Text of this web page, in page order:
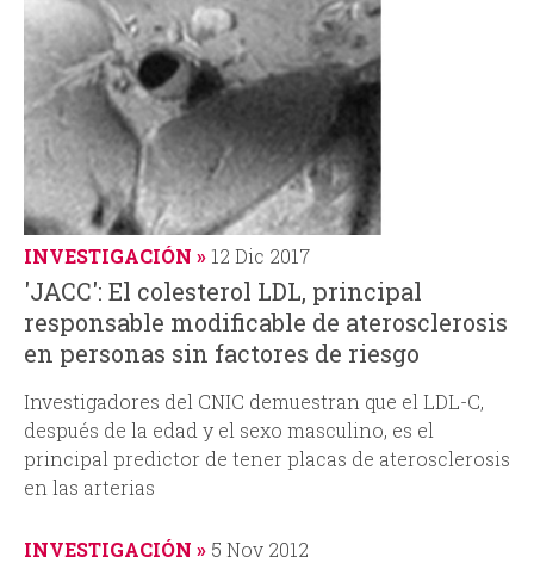
INVESTIGACIÓN 12 Dic 2017
'JACC': El colesterol LDL, principal
responsable modificable de aterosclerosis
en personas sin factores de riesgo
Investigadores del CNIC demuestran que el LDL-C,
después de la edad y el sexo masculino, es el
principal predictor de tener placas de aterosclerosis
en las arterias
INVESTIGACIÓN 5 Nov 2012